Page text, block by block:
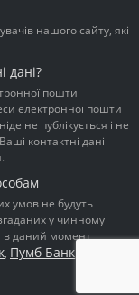
нашого сайту, які
дані?
пошти
електронної пошти
не публікується і не
контактні дані
умов не будуть
у чинному
в даний момент
, Пумб Банк